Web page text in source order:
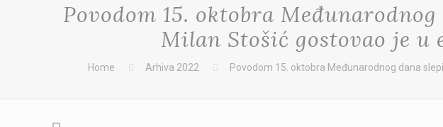
Povodom 15. oktobra
Milan Stošić gostovao je
Home Arhiva 2022 Povodom 15. oktobra Međunarodnog dana